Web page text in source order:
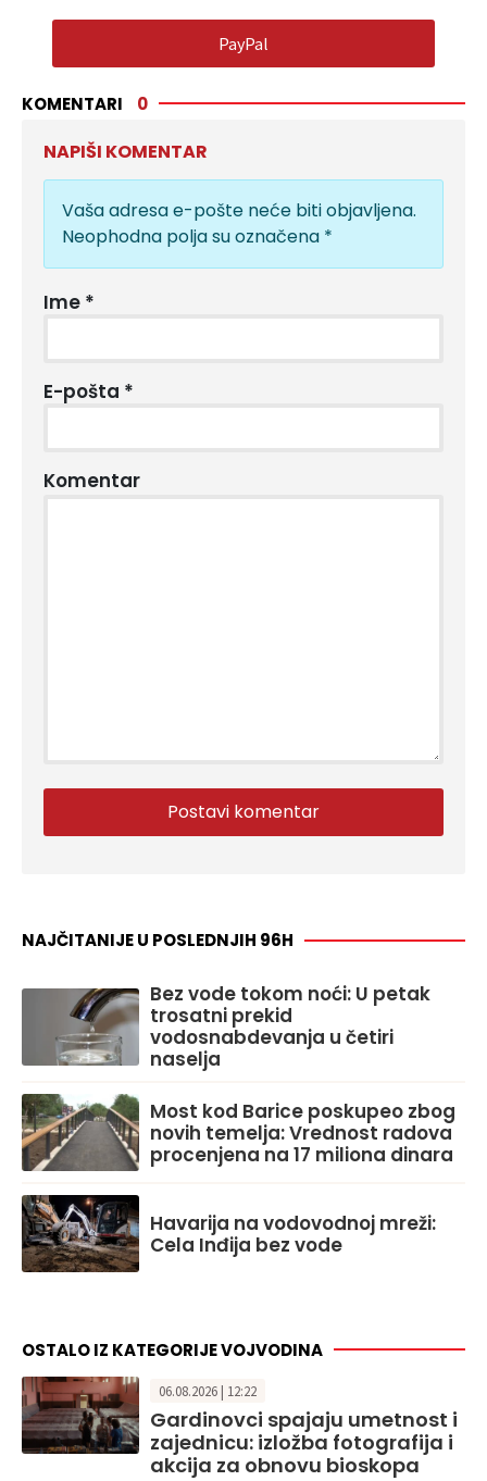
PayPal
KOMENTARI 0
NAPIŠI KOMENTAR
Vaša adresa e-pošte neće biti objavljena.
Neophodna polja su označena *
Ime *
E-pošta *
Komentar
NAJČITANIJE U POSLEDNJIH 96H
Bez vode tokom noći: U petak
trosatni prekid
vodosnabdevanja u četiri
naselja
Most kod Barice poskupeo zbog
novih temelja: Vrednost radova
procenjena na 17 miliona dinara
Havarija na vodovodnoj mreži:
Cela Inđija bez vode
OSTALO IZ KATEGORIJE VOJVODINA
06.08.2026 | 12:22
Gardinovci spajaju umetnost i
zajednicu: izložba fotografija i
akcija za obnovu bioskopa